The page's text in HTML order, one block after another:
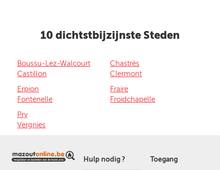
10 dichtstbijzijnste Steden
Boussu-Lez-Walcourt
Castillon
Chastrès
Clermont
Erpion
Fontenelle
Fraire
Froidchapelle
Pry
Vergnies
Hulp nodig ? Toegang